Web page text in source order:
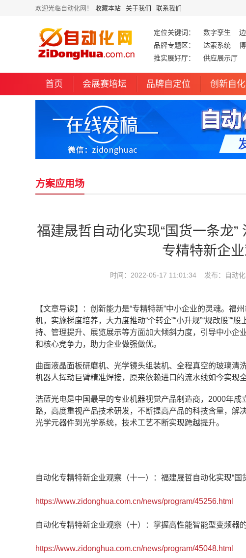
欢迎光临自动化网！ 收藏本站 关于我们 联系我们
定位关键词： 数字孪生
品牌专题区：
达索系统
推实展好厅：
供应展示厅
首页 会展赛培坛 品牌自定位 创新自
方案应用场
福建晟哲自动化实现“国货一条龙
专精特新企业
时间：2022-05-17 11:01:34 发布： 自动
【文章导读】：创新能力是“专精特新”中小企业的灵魂。福
机，实施梯度培养，大力度推动“个转企”“小升规”“规改股”“
持、管理提升、展览展示等方面加大倾斜力度，引导中小企
和核心竞争力，助力企业做强做优。
曲面液晶面板研磨机、光学镜头组装机、全程真空的玻璃
机器人挥动巨臂精准焊接，原来依赖进口的流水线如今实现
浩蓝光电是中国最早的专业机器视觉产品制造商，2000年
路，高度重视产品技术研发，不断提高产品的科技含量，
光学元器件到光学系统，技术工艺不断实现跨越提升。
自动化专精特新企业观察（十一）：福建晟哲自动化实现“
https://www.zidonghua.com.cn/news/program/45256.html
自动化专精特新企业观察（十）：掌握高性能智能型变频器
https://www.zidonghua.com.cn/news/program/45048.html